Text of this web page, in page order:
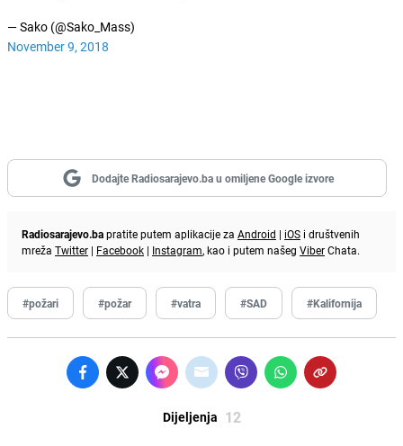
— Sako (@Sako_Mass)
November 9, 2018
Dodajte Radiosarajevo.ba u omiljene Google izvore
Radiosarajevo.bapratite putem aplikacije za Android | iOS i društvenih
mreža Twitter | Facebook | Instagram, kao i putem našeg ViberChata.
#požari #požar #vatra #SAD #Kalifornija
Dijeljenja 12